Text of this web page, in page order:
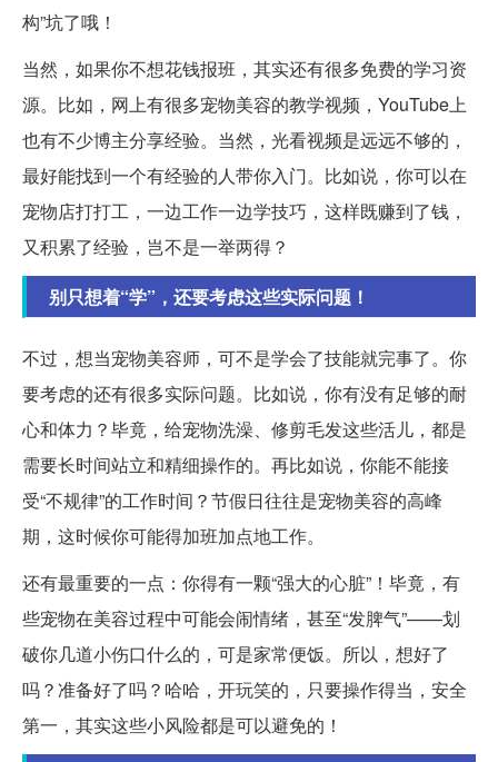
构”坑了哦！
当然，如果你不想花钱报班，其实还有很多免费的学习资
源。比如，网上有很多宠物美容的教学视频，YouTube上
也有不少博主分享经验。当然，光看视频是远远不够的，
最好能找到一个有经验的人带你入门。比如说，你可以在
宠物店打打工，一边工作一边学技巧，这样既赚到了钱，
又积累了经验，岂不是一举两得？
别只想着“学”，还要考虑这些实际问题！
不过，想当宠物美容师，可不是学会了技能就完事了。你
要考虑的还有很多实际问题。比如说，你有没有足够的耐
心和体力？毕竟，给宠物洗澡、修剪毛发这些活儿，都是
需要长时间站立和精细操作的。再比如说，你能不能接
受“不规律”的工作时间？节假日往往是宠物美容的高峰
期，这时候你可能得加班加点地工作。
还有最重要的一点：你得有一颗“强大的心脏”！毕竟，有
些宠物在美容过程中可能会闹情绪，甚至“发脾气”——划
破你几道小伤口什么的，可是家常便饭。所以，想好了
吗？准备好了吗？哈哈，开玩笑的，只要操作得当，安全
第一，其实这些小风险都是可以避免的！